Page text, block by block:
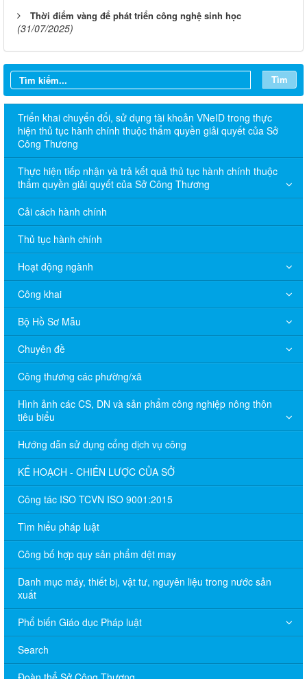
Thời điểm vàng để phát triển công nghệ sinh học
(31/07/2025)
Tìm
Triển khai chuyển đổi, sử dụng tài khoản VNeID trong thực
hiện thủ tục hành chính thuộc thẩm quyền giải quyết của Sở
Công Thương
Thực hiện tiếp nhận và trả kết quả thủ tục hành chính thuộc
thẩm quyền giải quyết của Sở Công Thương
Cải cách hành chính
Thủ tục hành chính
Hoạt động ngành
Công khai
Bộ Hồ Sơ Mẫu
Chuyên đề
Công thương các phường/xã
Hình ảnh các CS, DN và sản phẩm công nghiệp nông thôn
tiêu biểu
Hướng dẫn sử dụng cổng dịch vụ công
KẾ HOẠCH - CHIẾN LƯỢC CỦA SỞ
Công tác ISO TCVN ISO 9001:2015
Tìm hiểu pháp luật
Công bố hợp quy sản phẩm dệt may
Danh mục máy, thiết bị, vật tư, nguyên liệu trong nước sản
xuất
Phổ biến Giáo dục Pháp luật
Search